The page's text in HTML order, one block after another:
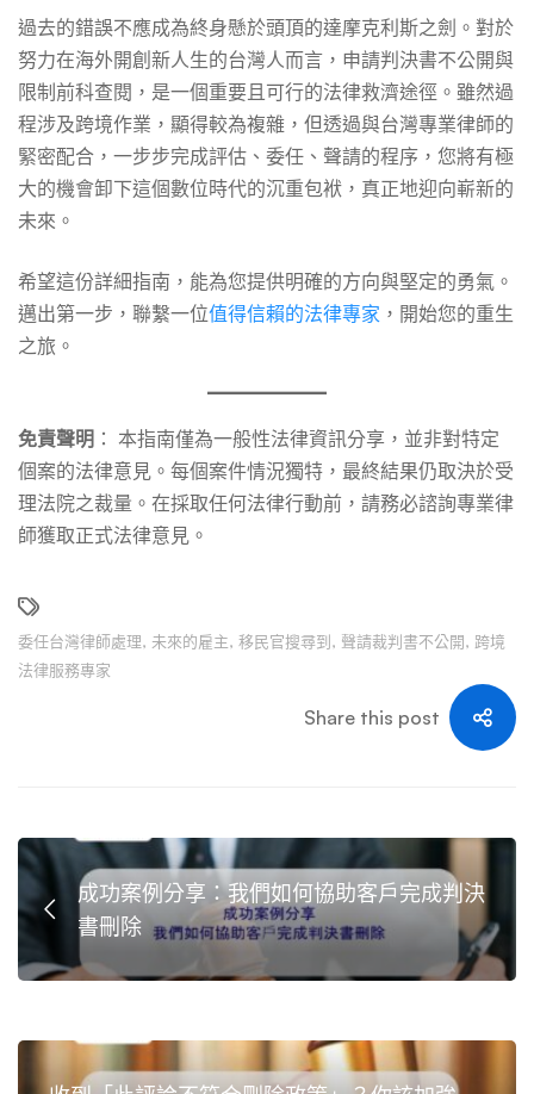
過去的錯誤不應成為終身懸於頭頂的達摩克利斯之劍。對於
努力在海外開創新人生的台灣人而言，申請判決書不公開與
限制前科查閱，是一個重要且可行的法律救濟途徑。雖然過
程涉及跨境作業，顯得較為複雜，但透過與台灣專業律師的
緊密配合，一步步完成評估、委任、聲請的程序，您將有極
大的機會卸下這個數位時代的沉重包袱，真正地迎向嶄新的
未來。
希望這份詳細指南，能為您提供明確的方向與堅定的勇氣。
邁出第一步，聯繫一位值得信賴的法律專家 ，開始您的重生
之旅。
免責聲明 ： 本指南僅為一般性法律資訊分享，並非對特定
個案的法律意見。每個案件情況獨特，最終結果仍取決於受
理法院之裁量。在採取任何法律行動前，請務必諮詢專業律
師獲取正式法律意見。
委任台灣律師處理, 未來的雇主, 移民官搜尋到, 聲請裁判書不公開, 跨境
法律服務專家
Share this post
成功案例分享：我們如何協助客戶完成判決
書刪除